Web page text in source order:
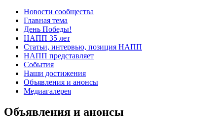
Новости сообщества
Главная тема
День Победы!
НАПП 35 лет
Статьи, интервью, позиция НАПП
НАПП представляет
События
Наши достижения
Объявления и анонсы
Медиагалерея
Объявления и анонсы